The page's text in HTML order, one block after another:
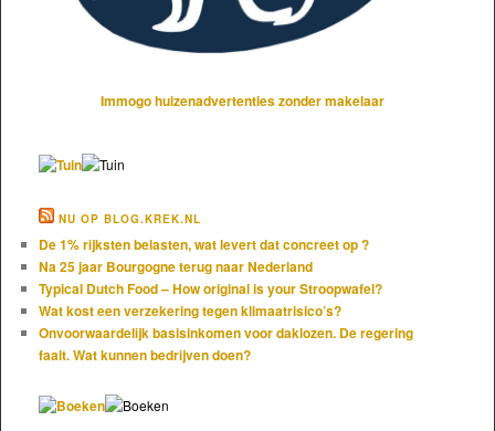
Immogo huizenadvertenties zonder makelaar
NU OP BLOG.KREK.NL
De 1% rijksten belasten, wat levert dat concreet op ?
Na 25 jaar Bourgogne terug naar Nederland
Typical Dutch Food – How original is your Stroopwafel?
Wat kost een verzekering tegen klimaatrisico’s?
Onvoorwaardelijk basisinkomen voor daklozen. De regering
faalt. Wat kunnen bedrijven doen?